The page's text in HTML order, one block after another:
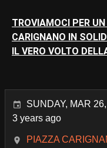
TROVIAMOCI PER
CARIGNANO IN
IL VERO VOLTO
SUNDAY, MAR
3 years ago
PIAZZA